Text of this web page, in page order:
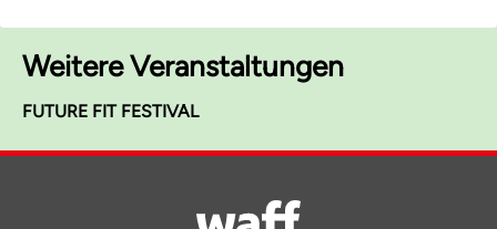
Weitere Veranstaltungen
FUTURE FIT FESTIVAL